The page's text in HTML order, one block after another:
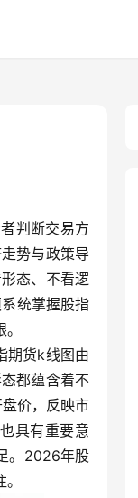
判断交易方
势与政策导
态、不看逻
统掌握股指
期货k线图由
都蕴含着不
价，反映市
具有重要意
。2026年股